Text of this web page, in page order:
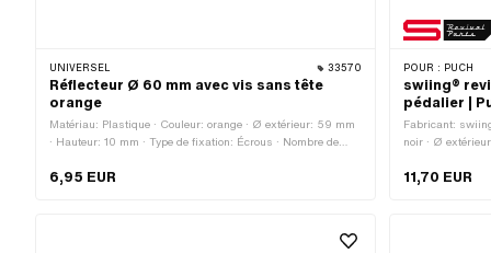
UNIVERSEL 33570
Réflecteur Ø 60 mm avec vis sans tête
orange
Matériau: Plastique · Couleur: orange · Ø extérieur: 59 mm
· Hauteur: 10 mm · Type de fixation: Écrous · Nombre de
6,95 EUR
POUR : PUCH
swiing®
pédalier |
Fabricant:
noir · Ø
de points de
11,70 EUR